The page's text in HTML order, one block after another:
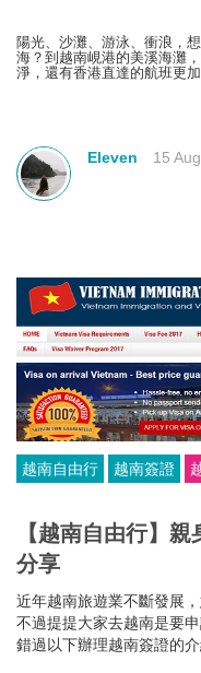
陽光、沙灘、游泳、衝浪，
海？到越南峴港的美溪海灘
淨，還有香港直達的航班更加
Eleven 15
越南自由行 越南簽證
【越南自由行】
分享
近年越南旅遊業不斷發展
不過提提大家去越南是要
錯過以下辦理越南簽證的介